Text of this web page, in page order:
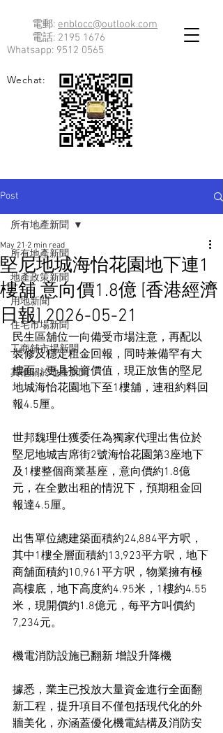
電郵: enblocc@outlook.com
電話: 2195 1676
Whatsapp: 9512 0565
Wechat:
Post
所有地產新聞
地產政策新聞
用地新聞
住宅市場新聞
工商舖市場新聞
其他關於地產新聞
所有地產新聞
堅尼地城海怡花園地下連1
樓舖 意向價1.8億 [香港經濟
日報] 2026-05-21
May 21 2 min read
民生區舖位一向備受市場注意，再配以
裝修及穩定租金回報，同時兼備罕有大
樓面，更具投資價值，現正放售的堅尼
地城海怡花園地下至1樓舖，連租約料回
報4.5厘。
世邦魏理仕獲委任為獨家代理出售位於
堅尼地城吉席街2號海怡花園第3座地下
及1樓整個商業基座，意向價約1.8億
元，在全數出租的情況下，預期租金回
報達4.5厘。
出售單位總建築面積約24,884平方呎，
其中1樓全層面積約13,923平方呎，地下
商舖面積約10,961平方呎，物業擁有極
高樓底，地下高度約4.95米，1樓約4.55
米，現開價約1.8億元，每平方叫價約
7,234元。
機電消防設施已翻新 增設升降機
據悉，業主已投放大量資金進行全面翻
新工程，提升項目不僅包括現代化的外
牆美化，亦涵蓋優化機電結構及消防安